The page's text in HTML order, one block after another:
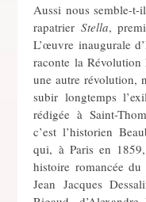
Aussi nous semble-t-
rapatrier Stella,
L’œuvre inaugurale
raconte la Révolution
une autre révolution,
subir longtemps
rédigée à Saint-
c’est l’historien
qui, à Paris en
histoire romancée du
Jean Jacques